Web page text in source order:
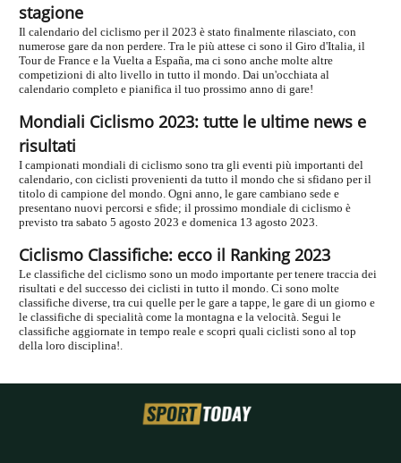
stagione
Il calendario del ciclismo per il 2023 è stato finalmente rilasciato, con
numerose gare da non perdere. Tra le più attese ci sono il Giro d'Italia, il
Tour de France e la Vuelta a España, ma ci sono anche molte altre
competizioni di alto livello in tutto il mondo. Dai un'occhiata al
calendario completo e pianifica il tuo prossimo anno di gare!
Mondiali Ciclismo 2023: tutte le ultime news e
risultati
I campionati mondiali di ciclismo sono tra gli eventi più importanti del
calendario, con ciclisti provenienti da tutto il mondo che si sfidano per il
titolo di campione del mondo. Ogni anno, le gare cambiano sede e
presentano nuovi percorsi e sfide; il prossimo mondiale di ciclismo è
previsto tra sabato 5 agosto 2023 e domenica 13 agosto 2023.
Ciclismo Classifiche: ecco il Ranking 2023
Le classifiche del ciclismo sono un modo importante per tenere traccia dei
risultati e del successo dei ciclisti in tutto il mondo. Ci sono molte
classifiche diverse, tra cui quelle per le gare a tappe, le gare di un giorno e
le classifiche di specialità come la montagna e la velocità. Segui le
classifiche aggiornate in tempo reale e scopri quali ciclisti sono al top
della loro disciplina!.